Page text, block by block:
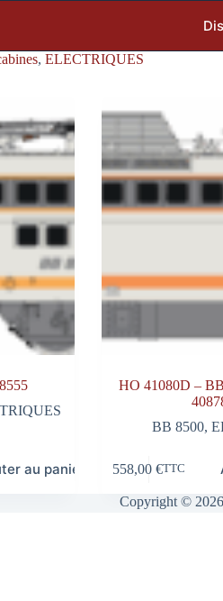
, ELECTRIQUES
au panier
HO 41080D –
BB 8500,
558,00 €TTC
Copyright ©